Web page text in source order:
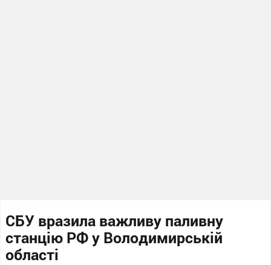
СБУ вразила важливу паливну
станцію РФ у Володимирській
області